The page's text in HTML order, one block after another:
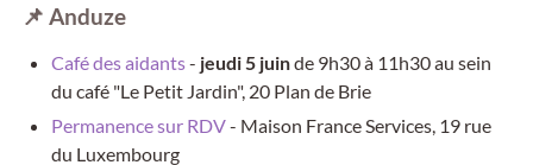
📌 Anduze
Café des aidants- jeudi 5 juinde 9h30 à 11h30 au sein
du café "Le Petit Jardin", 20 Plan de Brie
Permanence sur RDV- Maison France Services, 19 rue
du Luxembourg